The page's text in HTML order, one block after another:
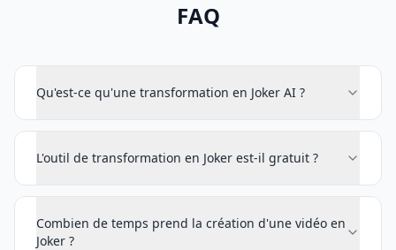
FAQ
Qu'est-ce qu'une transformation en Joker AI ?
L'outil de transformation en Joker est-il gratuit ?
Combien de temps prend la création d'une vidéo en
Joker ?